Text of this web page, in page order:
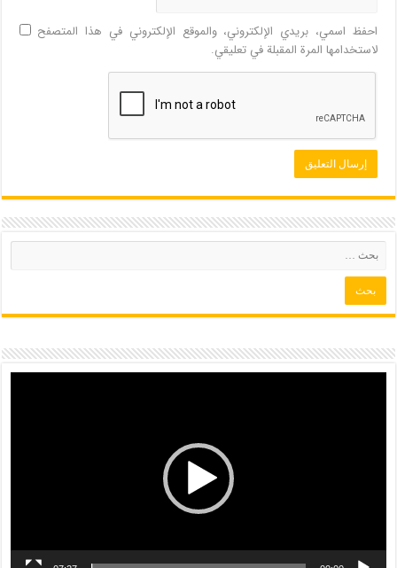
احفظ اسمي، بريدي الإلكتروني، والموقع الإلكتروني في هذا المتصفح
لاستخدامها المرة المقبلة في تعليقي.